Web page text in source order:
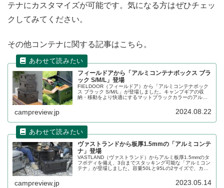
テナにカスタマイズが可能です。気になる方はぜひチェッ
クしてみてください。
その他コンテナに関する記事はこちら。
フィールドアから「アルミコンテナボックス ブラ
ック S/M/L」登場
FIELDOOR（フィールドア）から「アルミコンテナボック
ス ブラック S/M/L」が登場しました。キャンプギアの収
納・移動をより快適にするマットブラックカラーのアルミ
イズから選べます。詳細をレビューします。
campreview.jp 2024.08.22
ヴァストランドから板厚1.5mmの「アルミコンテ
ナ」登場
VASTLAND（ヴァストランド）からアルミ板厚1.5mmのタ
フボディを備え、3台までスタッキング可能な「アルミコン
テナ」が登場しました。容量50Lと95Lの2サイズで、カラ
campreview.jp 2023.05.14